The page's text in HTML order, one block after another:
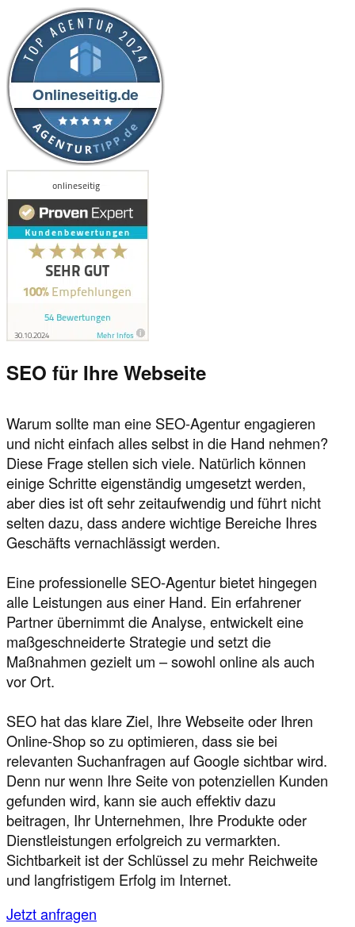
SEO für Ihre Webseite
Warum sollte man eine SEO-Agentur engagieren
und nicht einfach alles selbst in die Hand nehmen?
Diese Frage stellen sich viele. Natürlich können
einige Schritte eigenständig umgesetzt werden,
aber dies ist oft sehr zeitaufwendig und führt nicht
selten dazu, dass andere wichtige Bereiche Ihres
Geschäfts vernachlässigt werden.
Eine professionelle SEO-Agentur bietet hingegen
alle Leistungen aus einer Hand. Ein erfahrener
Partner übernimmt die Analyse, entwickelt eine
maßgeschneiderte Strategie und setzt die
Maßnahmen gezielt um – sowohl online als auch
vor Ort.
SEO hat das klare Ziel, Ihre Webseite oder Ihren
Online-Shop so zu optimieren, dass sie bei
relevanten Suchanfragen auf Google sichtbar wird.
Denn nur wenn Ihre Seite von potenziellen Kunden
gefunden wird, kann sie auch effektiv dazu
beitragen, Ihr Unternehmen, Ihre Produkte oder
Dienstleistungen erfolgreich zu vermarkten.
Sichtbarkeit ist der Schlüssel zu mehr Reichweite
und langfristigem Erfolg im Internet.
Jetzt anfragen